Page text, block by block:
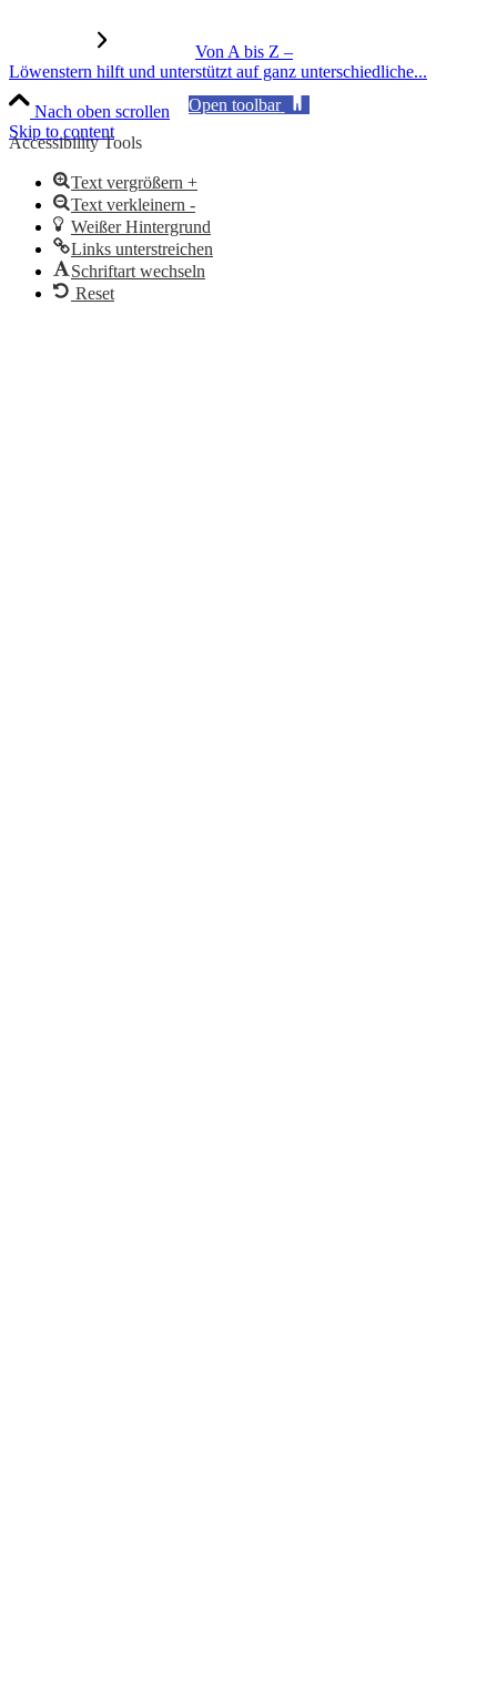
Von A bis Z –
Löwenstern hilft und unterstützt auf ganz unterschiedliche...
Nach oben scrollen
Skip to content
Open toolbar
Accessibility Tools
Text vergrößern +
Text verkleinern -
Weißer Hintergrund
Links unterstreichen
Schriftart wechseln
Reset